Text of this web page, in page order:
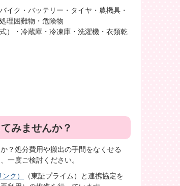
イク・バッテリー・タイヤ・農機具・
理困難物・危険物
）・冷蔵庫・冷凍庫・洗濯機・衣類乾
みませんか？
？処分費用や搬出の手間をなくせる
一度ご検討ください。
ク）
（東証プライム）と連携協定を